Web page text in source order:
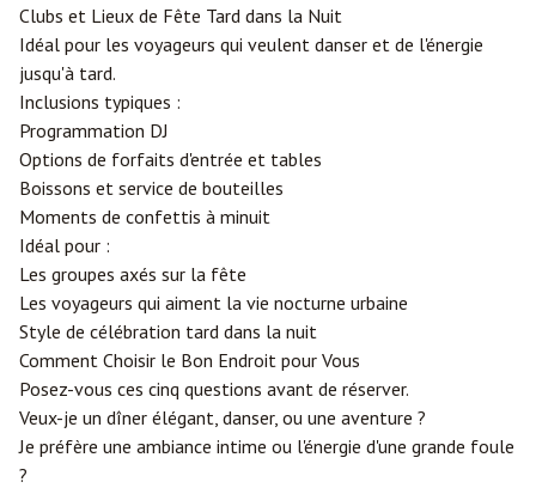
Clubs et Lieux de Fête Tard dans la Nuit
Idéal pour les voyageurs qui veulent danser et de l'énergie
jusqu'à tard.
Inclusions typiques :
Programmation DJ
Options de forfaits d'entrée et tables
Boissons et service de bouteilles
Moments de confettis à minuit
Idéal pour :
Les groupes axés sur la fête
Les voyageurs qui aiment la vie nocturne urbaine
Style de célébration tard dans la nuit
Comment Choisir le Bon Endroit pour Vous
Posez-vous ces cinq questions avant de réserver.
Veux-je un dîner élégant, danser, ou une aventure ?
Je préfère une ambiance intime ou l'énergie d'une grande foule
?